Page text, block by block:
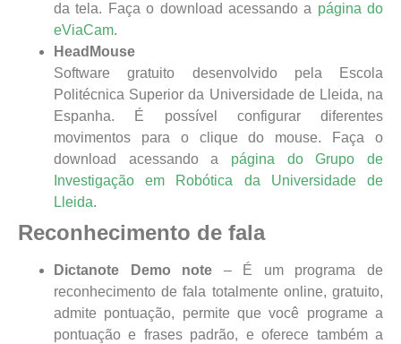
da tela. Faça o download acessando a página do
eViaCam.
HeadMouse
Software gratuito desenvolvido pela Escola
Politécnica Superior da Universidade de Lleida, na
Espanha. É possível configurar diferentes
movimentos para o clique do mouse. Faça o
download acessando a página do Grupo de
Investigação em Robótica da Universidade de
Lleida.
Reconhecimento de fala
Dictanote Demo note – É um programa de
reconhecimento de fala totalmente online, gratuito,
admite pontuação, permite que você programe a
pontuação e frases padrão, e oferece também a